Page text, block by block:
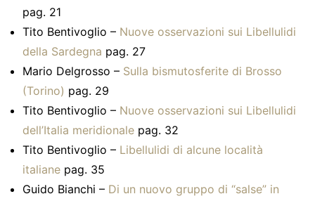
pag. 21
Tito Bentivoglio – Nuove osservazioni sui Libellulidi
della Sardegna pag. 27
Mario Delgrosso – Sulla bismutosferite di Brosso
(Torino) pag. 29
Tito Bentivoglio – Nuove osservazioni sui Libellulidi
dell’Italia meridionale pag. 32
Tito Bentivoglio – Libellulidi di alcune località
italiane pag. 35
Guido Bianchi – Di un nuovo gruppo di “salse” in